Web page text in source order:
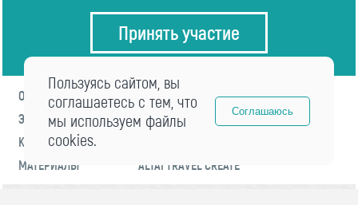
Принять участие
О ФОРУМЕ
ПРОГРАММА
ЭКСПЕРТЫ
НОВОСТИ
КОНТАКТЫ
МАТЕРИАЛЫ
ALTAI TRAVEL CREATE
Пользуясь сайтом, вы
соглашаетесь с тем, что
мы используем файлы
cookies.
Соглашаюсь